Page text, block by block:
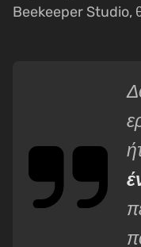
Beekeeper Studio,